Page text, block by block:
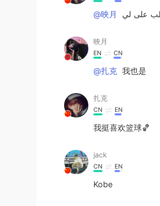
@映月
映月
EN CN
@扎克 我也是
扎克
CN EN
我挺喜欢篮球🏀
jack
CN EN
Kobe